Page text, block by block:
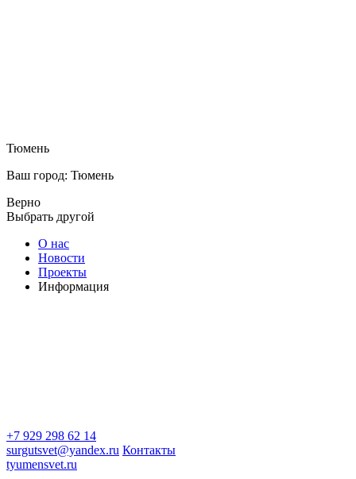
Тюмень
Ваш город: Тюмень
Верно
Выбрать другой
О нас
Новости
Проекты
Информация
+7 929 298 62 14
surgutsvet@yandex.ru Контакты
tyumensvet.ru